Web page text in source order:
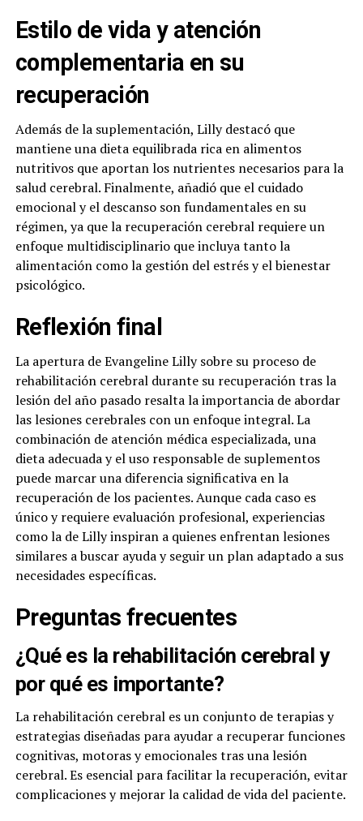
Estilo de vida y atención
complementaria en su
recuperación
Además de la suplementación, Lilly destacó que
mantiene una dieta equilibrada rica en alimentos
nutritivos que aportan los nutrientes necesarios para la
salud cerebral. Finalmente, añadió que el cuidado
emocional y el descanso son fundamentales en su
régimen, ya que la recuperación cerebral requiere un
enfoque multidisciplinario que incluya tanto la
alimentación como la gestión del estrés y el bienestar
psicológico.
Reflexión final
La apertura de Evangeline Lilly sobre su proceso de
rehabilitación cerebral durante su recuperación tras la
lesión del año pasado resalta la importancia de abordar
las lesiones cerebrales con un enfoque integral. La
combinación de atención médica especializada, una
dieta adecuada y el uso responsable de suplementos
puede marcar una diferencia significativa en la
recuperación de los pacientes. Aunque cada caso es
único y requiere evaluación profesional, experiencias
como la de Lilly inspiran a quienes enfrentan lesiones
similares a buscar ayuda y seguir un plan adaptado a sus
necesidades específicas.
Preguntas frecuentes
¿Qué es la rehabilitación cerebral y
por qué es importante?
La rehabilitación cerebral es un conjunto de terapias y
estrategias diseñadas para ayudar a recuperar funciones
cognitivas, motoras y emocionales tras una lesión
cerebral. Es esencial para facilitar la recuperación, evitar
complicaciones y mejorar la calidad de vida del paciente.